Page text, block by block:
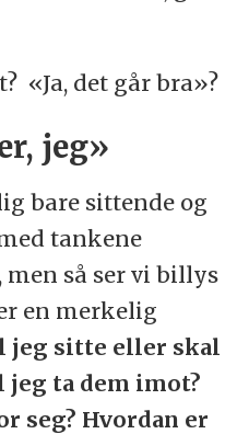
«Ja, det går bra»?
jeg»
bare sittende og
tankene
men så ser vi billys
en merkelig
jeg sitte eller skal
jeg ta dem imot?
seg? Hvordan er